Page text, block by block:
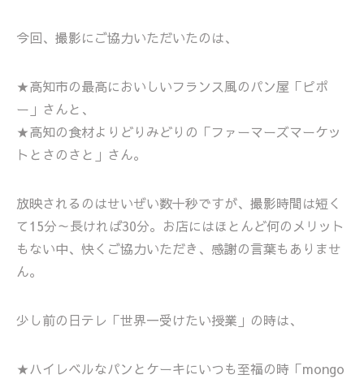
今回、撮影にご協力いただいたのは、
★高知市の最高においしいフランス風のパン屋「ピポ
ー」さんと、
★高知の食材よりどりみどりの「ファーマーズマーケッ
トとさのさと」さん。
放映されるのはせいぜい数十秒ですが、撮影時間は短く
て15分～長ければ30分。お店にはほとんど何のメリット
もない中、快くご協力いただき、感謝の言葉もありませ
ん。
少し前の日テレ「世界一受けたい授業」の時は、
★ハイレベルなパンとケーキにいつも至福の時「mongo